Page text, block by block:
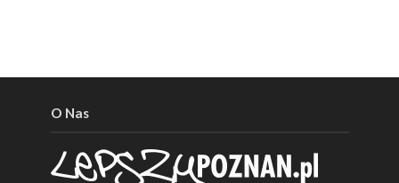
O Nas